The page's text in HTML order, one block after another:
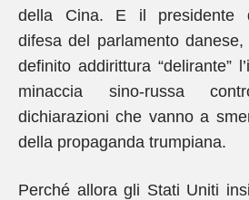
della Cina. E il presidente
difesa del parlamento
definito addirittura “delirante”
minaccia sino-russa
dichiarazioni che vanno a
della propaganda trumpiana.
Perché allora gli Stati Uniti